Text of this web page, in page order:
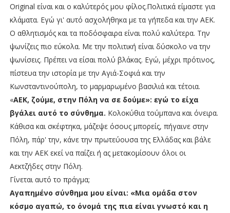
Original είναι και ο καλύτερός μου φίλος.Πολιτικά είμαστε για
κλάματα. Εγώ γι' αυτό ασχολήθηκα με τα γήπεδα και την ΑΕΚ.
Ο αθλητισμός και τα ποδόσφαιρα είναι πολύ καλύτερα. Την
ψωνίζεις πιο εύκολα. Με την πολιτική είναι δύσκολο να την
ψωνίσεις. Πρέπει να είσαι πολύ βλάκας. Εγώ, μέχρι πρότινος,
πίστευα την ιστορία με την Αγιά-Σοφιά και την
Κωνσταντινούπολη, το μαρμαρωμένο βασιλιά και τέτοια.
«ΑΕΚ, ζούμε, στην Πόλη να σε δούμε»: εγώ το είχα
βγάλει αυτό το σύνθημα. Κολοκύθια τούμπανα και όνειρα.
Κάθισα και σκέφτηκα, μάζεψε όσους μπορείς, πήγαινε στην
Πόλη, πάρ' την, κάνε την πρωτεύουσα της Ελλάδας και βάλε
και την ΑΕΚ εκεί να παίζει ή ας μετακομίσουν όλοι οι
Αεκτζήδες στην Πόλη.
Γίνεται αυτό το πράγμα;
Αγαπημένο σύνθημα μου είναι: «Μια ομάδα στον
κόσμο αγαπώ, το όνομά της πια είναι γνωστό και η